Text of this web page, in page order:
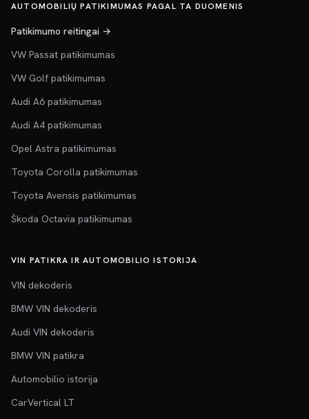
AUTOMOBILIŲ PATIKIMUMAS PAGAL TA DUOMENIS
Patikimumo reitingai →
VW Passat patikimumas
VW Golf patikimumas
Audi A6 patikimumas
Audi A4 patikimumas
Opel Astra patikimumas
Toyota Corolla patikimumas
Toyota Avensis patikimumas
Škoda Octavia patikimumas
VIN PATIKRA IR AUTOMOBILIO ISTORIJA
VIN dekoderis
BMW VIN dekoderis
Audi VIN dekoderis
BMW VIN patikra
Automobilio istorija
CarVertical LT